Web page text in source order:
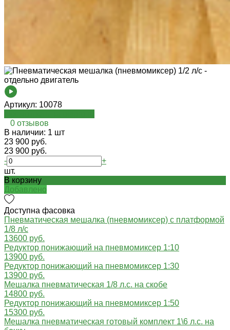
Артикул: 10078
0 отзывов
В наличии: 1 шт
23 900 руб.
23 900 руб.
-
+
шт.
В корзину
Добавлено
Доступна фасовка
Пневматическая мешалка (пневмомиксер) с платформой
1/8 л/с
13600 руб.
Редуктор понижающий на пневмомиксер 1:10
13900 руб.
Редуктор понижающий на пневмомиксер 1:30
13900 руб.
Мешалка пневматическая 1/8 л.с. на скобе
14800 руб.
Редуктор понижающий на пневмомиксер 1:50
15300 руб.
Мешалка пневматическая готовый комплект 1\6 л.с. на